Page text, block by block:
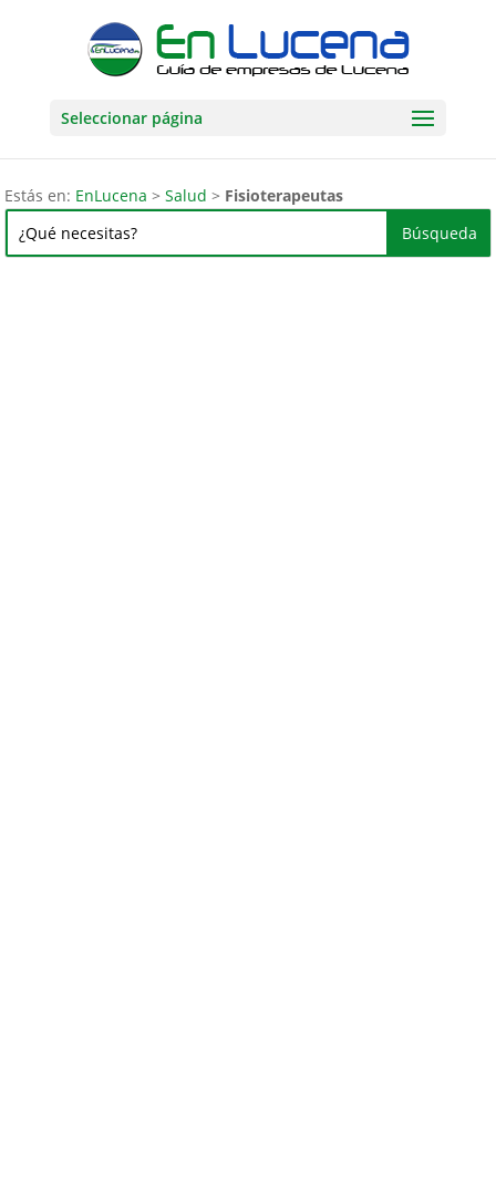
Seleccionar página
Estás en: EnLucena >Salud > Fisioterapeutas